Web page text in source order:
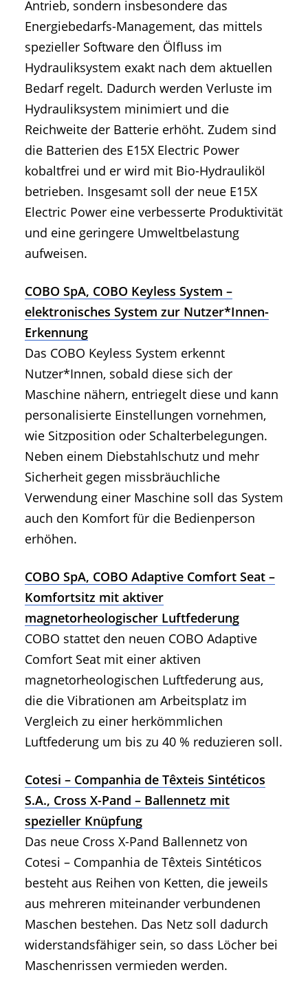
Antrieb, sondern insbesondere das
Energiebedarfs-Management, das mittels
spezieller Software den Ölfluss im
Hydrauliksystem exakt nach dem aktuellen
Bedarf regelt. Dadurch werden Verluste im
Hydrauliksystem minimiert und die
Reichweite der Batterie erhöht. Zudem sind
die Batterien des E15X Electric Power
kobaltfrei und er wird mit Bio-Hydrauliköl
betrieben. Insgesamt soll der neue E15X
Electric Power eine verbesserte Produktivität
und eine geringere Umweltbelastung
aufweisen.
COBO SpA, COBO Keyless System –
elektronisches System zur Nutzer*Innen-
Erkennung
Das COBO Keyless System erkennt
Nutzer*Innen, sobald diese sich der
Maschine nähern, entriegelt diese und kann
personalisierte Einstellungen vornehmen,
wie Sitzposition oder Schalterbelegungen.
Neben einem Diebstahlschutz und mehr
Sicherheit gegen missbräuchliche
Verwendung einer Maschine soll das System
auch den Komfort für die Bedienperson
erhöhen.
COBO SpA, COBO Adaptive Comfort Seat –
Komfortsitz mit aktiver
magnetorheologischer Luftfederung
COBO stattet den neuen COBO Adaptive
Comfort Seat mit einer aktiven
magnetorheologischen Luftfederung aus,
die die Vibrationen am Arbeitsplatz im
Vergleich zu einer herkömmlichen
Luftfederung um bis zu 40 % reduzieren soll.
Cotesi – Companhia de Têxteis Sintéticos
S.A., Cross X-Pand – Ballennetz mit
spezieller Knüpfung
Das neue Cross X-Pand Ballennetz von
Cotesi – Companhia de Têxteis Sintéticos
besteht aus Reihen von Ketten, die jeweils
aus mehreren miteinander verbundenen
Maschen bestehen. Das Netz soll dadurch
widerstandsfähiger sein, so dass Löcher bei
Maschenrissen vermieden werden.